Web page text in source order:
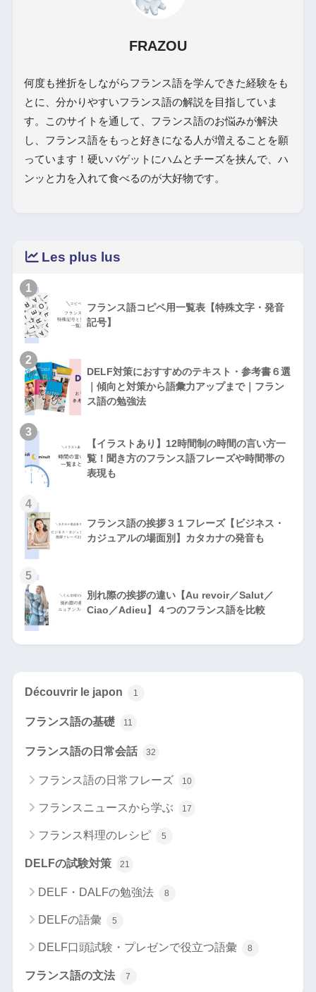
FRAZOU
何度も挫折をしながらフランス語を学んできた経験をも
とに、分かりやすいフランス語の解説を目指していま
す。このサイトを通して、フランス語のお悩みが解決
し、フランス語をもっと好きになる人が増えることを願
っています！硬いバゲットにハムとチーズを挟んで、ハ
ンッと力を入れて食べるのが大好物です。
Les plus lus
1
フランス語コピペ用一覧表【特殊文字・発音
記号】
2
DELF対策におすすめのテキスト・参考書６選
｜傾向と対策から語彙力アップまで｜フラン
ス語の勉強法
3
【イラストあり】12時間制の時間の言い方一
覧！聞き方のフランス語フレーズや時間帯の
表現も
4
フランス語の挨拶３１フレーズ【ビジネス・
カジュアルの場面別】カタカナの発音も
5
別れ際の挨拶の違い【Au revoir／Salut／
Ciao／Adieu】４つのフランス語を比較
Découvrir le japon 1
フランス語の基礎 11
フランス語の日常会話 32
フランス語の日常フレーズ 10
フランスニュースから学ぶ 17
フランス料理のレシピ 5
DELFの試験対策 21
DELF・DALFの勉強法 8
DELFの語彙 5
DELF口頭試験・プレゼンで役立つ語彙 8
フランス語の文法 7